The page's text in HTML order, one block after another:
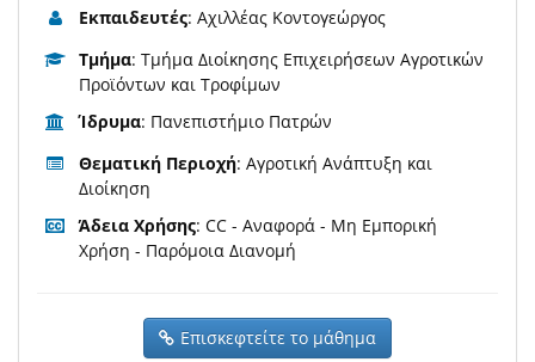
Εκπαιδευτές: Αχιλλέας Κοντογεώργος
Τμήμα: Τμήμα Διοίκησης Επιχειρήσεων Αγροτικών
Προϊόντων και Τροφίμων
Ίδρυμα: Πανεπιστήμιο Πατρών
Θεματική Περιοχή: Αγροτική Ανάπτυξη και
Διοίκηση
Άδεια Χρήσης: CC - Αναφορά - Μη Εμπορική
Χρήση - Παρόμοια Διανομή
Επισκεφτείτε το μάθημα